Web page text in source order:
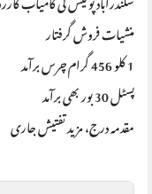
منشیات فروش گرفتار
1 کلو 456 گرام چرس برآمد
پسٹل 30 بور بھی برآمد
مقدمہ درج، مزید تفتیش جاری